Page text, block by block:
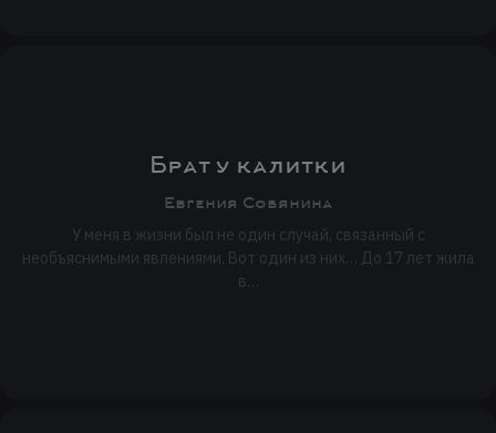
Брат у калитки
Евгения Собянина
У меня в жизни был не один случай, связанный с
необъяснимыми явлениями. Вот один из них… До 17 лет жила
в…